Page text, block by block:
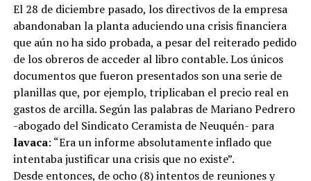
El 28 de diciembre pasado, los directivos de la empresa
abandonaban la planta aduciendo una crisis financiera
que aún no ha sido probada, a pesar del reiterado pedido
de los obreros de acceder al libro contable. Los únicos
documentos que fueron presentados son una serie de
planillas que, por ejemplo, triplicaban el precio real en
gastos de arcilla. Según las palabras de Mariano Pedrero
-abogado del Sindicato Ceramista de Neuquén- para
lavaca: “Era un informe absolutamente inflado que
intentaba justificar una crisis que no existe”.
Desde entonces, de ocho (8) intentos de reuniones y